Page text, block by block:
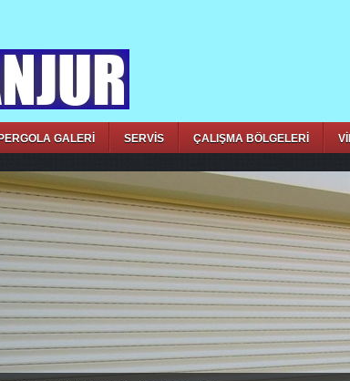
GALERİ SERVİS ÇALIŞMA BÖLGELERİ